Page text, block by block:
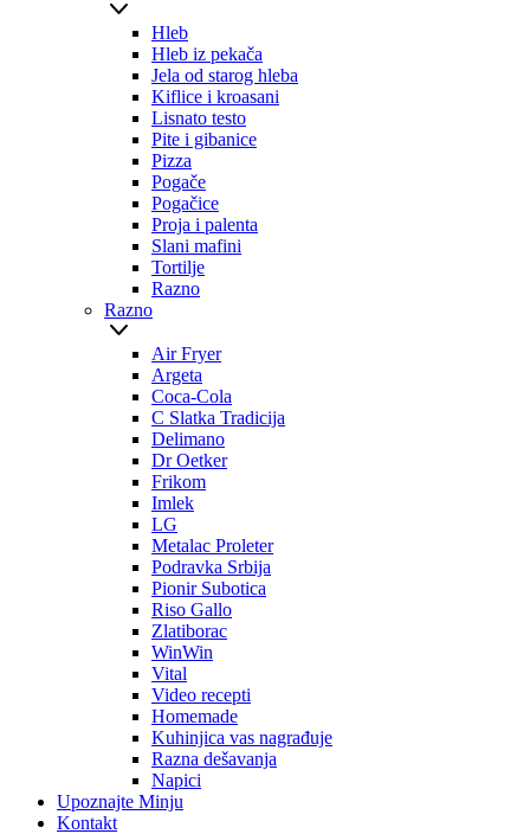
Hleb
Hleb iz pekača
Jela od starog hleba
Kiflice i kroasani
Lisnato testo
Pite i gibanice
Pizza
Pogače
Pogačice
Proja i palenta
Slani mafini
Tortilje
Razno
Razno
Air Fryer
Argeta
Coca-Cola
C Slatka Tradicija
Delimano
Dr Oetker
Frikom
Imlek
LG
Metalac Proleter
Podravka Srbija
Pionir Subotica
Riso Gallo
Zlatiborac
WinWin
Vital
Video recepti
Homemade
Kuhinjica vas nagrađuje
Razna dešavanja
Napici
Upoznajte Minju
Kontakt